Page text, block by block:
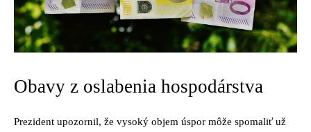
Obavy z oslabenia hospodárstva
Prezident upozornil, že vysoký objem úspor môže spomaliť už